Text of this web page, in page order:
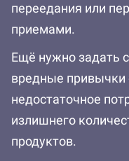
переедания или
приемами.
Ещё нужно задать
вредные привычки
недостаточное
излишнего
продуктов.